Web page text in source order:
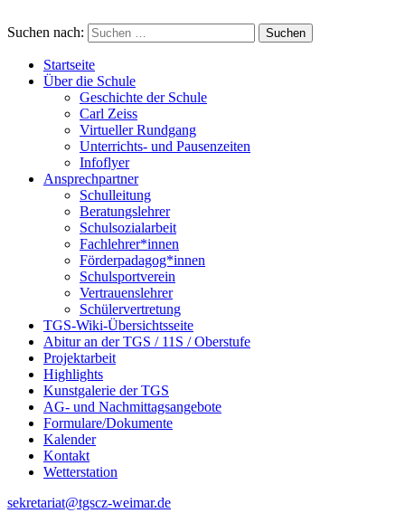
Suchen nach:
Startseite
Über die Schule
Geschichte der Schule
Carl Zeiss
Virtueller Rundgang
Unterrichts- und Pausenzeiten
Infoflyer
Ansprechpartner
Schulleitung
Beratungslehrer
Schulsozialarbeit
Fachlehrer*innen
Förderpadagog*innen
Schulsportverein
Vertrauenslehrer
Schülervertretung
TGS-Wiki-Übersichtsseite
Abitur an der TGS / 11S / Oberstufe
Projektarbeit
Highlights
Kunstgalerie der TGS
AG- und Nachmittagsangebote
Formulare/Dokumente
Kalender
Kontakt
Wetterstation
sekretariat@tgscz-weimar.de